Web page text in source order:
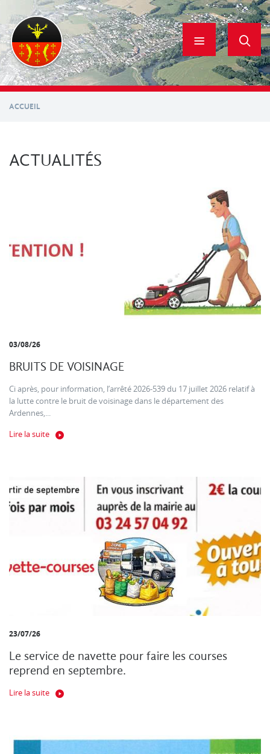
contenu
principal
ACCUEIL
ACTUALITÉS
03/08/26
BRUITS DE VOISINAGE
Ci après, pour information, l’arrêté 2026-539 du 17 juillet 2026 relatif à
la lutte contre le bruit de voisinage dans le département des
Ardennes,...
Lire la suite
23/07/26
Le service de navette pour faire les courses
reprend en septembre.
Lire la suite